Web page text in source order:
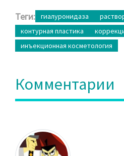
Теги: гиалуронидаза
контурная пластика
инъекционная косметология
Комментарии